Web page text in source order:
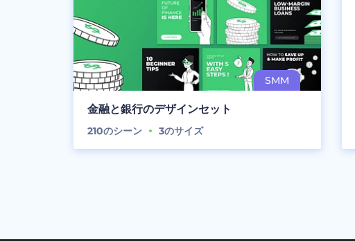
金融と銀行のデザインセット
210のシーン 3のサイズ